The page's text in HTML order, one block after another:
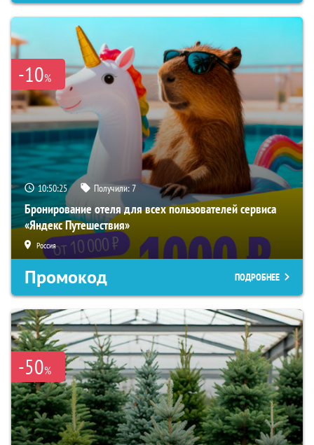
-10%
10:50:24 Получили:7
Бронирование отеля для всех пользователей сервиса
«Яндекс Путешествия»
Россия
Промокод ПОДРОБНЕЕ
-50%